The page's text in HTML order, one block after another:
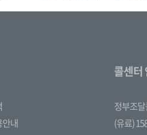
내
콜센터
정부조
(유료)